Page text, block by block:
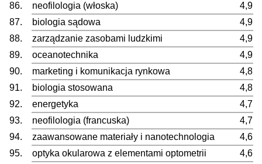
86.
neofilologia (włoska)
4,9
87.
biologia sądowa
4,9
88.
zarządzanie zasobami ludzkimi
4,9
89.
oceanotechnika
4,9
90.
marketing i komunikacja rynkowa
4,8
91.
biologia stosowana
4,8
92.
energetyka
4,7
93.
neofilologia (francuska)
4,7
94.
zaawansowane materiały i nanotechnologia
4,6
95.
optyka okularowa z elementami optometrii
4,6